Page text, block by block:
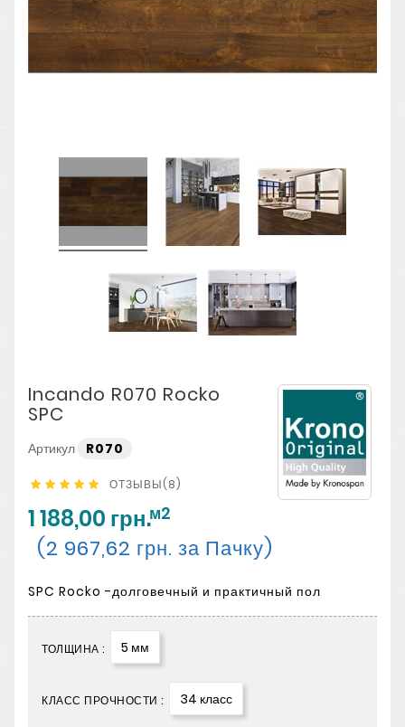
Incando R070 Rocko
SPC
Артикул R070
     ОТЗЫВЫ(8)
1 188,00 грн.м2
(2 967,62 грн. за Пачку)
SPC Rocko -долговечный и практичный пол
ТОЛЩИНА : 5 мм
КЛАСС ПРОЧНОСТИ : 34 класс